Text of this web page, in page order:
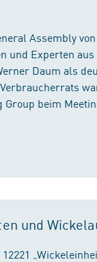
Assembly
Experten
Daum als
beim
und